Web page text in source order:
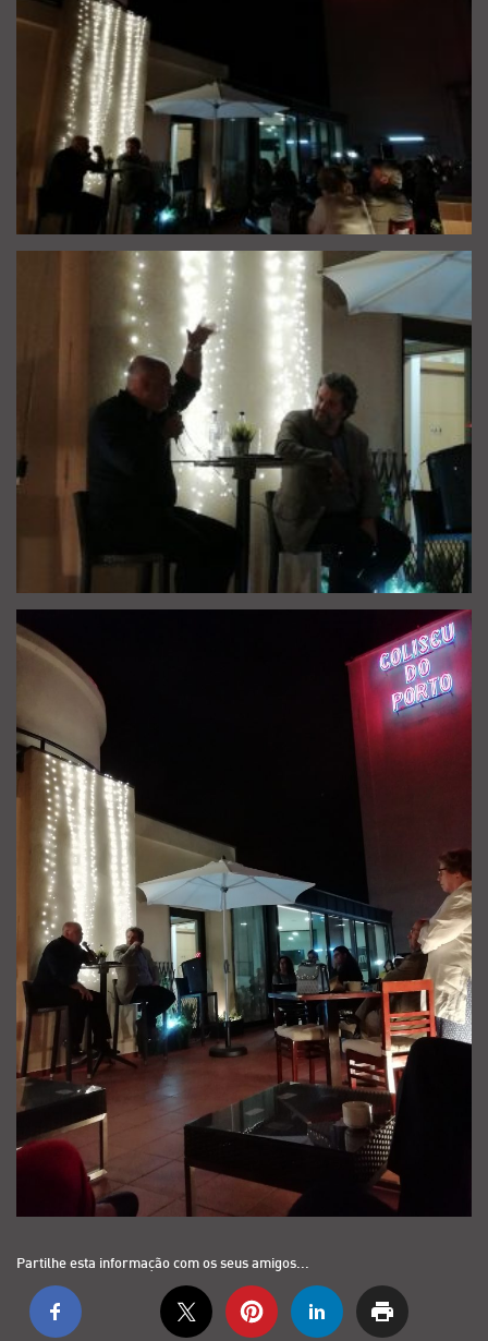
Partilhe esta informação com os seus amigos...